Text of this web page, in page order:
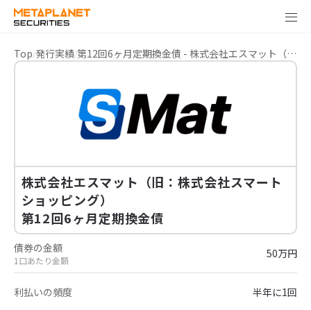
Top 発行実績 第12回6ヶ月定期換金債 - 株式会社エスマット（旧：株式会社スマートショッピング）
株式会社エスマット（旧：株式会社スマート
ショッピング）
第12回6ヶ月定期換金債
債券の金額
1口あたり金額 50万円
利払いの頻度 半年に1回